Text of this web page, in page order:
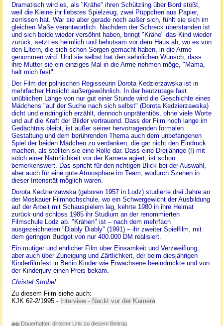
Dramatisch wird es, als "Krähe" ihren Schützling über Bord stößt,
weil die Kleine ihr liebstes Spielzeug, zwei Püppchen aus Papier,
zerrissen hat. War sie aber gerade noch außer sich, fühlt sie sich im
gleichen Maße verantwortlich. Nachdem der Schreck überstanden ist
und sich beide wieder versöhnt haben, bringt "Krähe" das Kind wieder
zurück, setzt es heimlich und behutsam vor dem Haus ab, wo es von
den Eltern, die sich schon Sorgen gemacht haben, in die Arme
genommen wird. Und sie selbst hat den sehnlichen Wunsch, dass
ihre Mutter sie ein einziges Mal in die Arme nehmen möge, "Mama,
halt mich fest".
Der Film der polnischen Regisseurin Dorota Kedzierzawska ist in
mehrfacher Hinsicht außergewöhnlich. In der heutzutage fast
unüblichen Länge von nur gut einer Stunde wird die Geschichte eines
Mädchens "auf der Suche nach sich selbst" (Dorota Kedzierzawska)
dicht und eindringlich erzählt, dennoch unprätentiös, ohne viele Worte
und auf die Kraft der Bilder vertrauend. Dass der Film noch lange im
Gedächtnis bleibt, ist außer seiner hervorragenden formalen
Gestaltung und dem berührenden Thema auch dem unbefangenen
Spiel der beiden Mädchen zu verdanken, die gar nicht den Eindruck
machen, als stellten sie eine Rolle dar. Dass eine Dreijährige (!) mit
solch einer Natürlichkeit vor der Kamera agiert, ist schon
bemerkenswert. Das spricht für den richtigen Blick bei der Auswahl,
aber auch für eine gute Atmosphäre im Team, wodurch Szenen in
dieser Intensität möglich waren.
Dorota Kedzierzawska (geboren 1957 in Lodz) studierte drei Jahre an
der Moskauer Filmhochschule, wo ein Schwergewicht der Ausbildung
auf der Arbeit mit Schauspielern lag, kehrte 1980 in ihre Heimat
zurück und schloss 1985 ihr Studium an der renommierten
Filmschule Lodz ab. "Krähen" ist – nach dem mehrfach
ausgezeichneten "Diably Diably" (1991) – ihr zweiter Spielfilm, mit
dem geringen Budget von nur 400.000 DM realisiert.
Ein mutiger und ehrlicher Film über Einsamkeit und Verzweiflung,
aber auch über Zuneigung und Zärtlichkeit, der beim diesjährigen
Kinderfilmfest in Berlin Kinder wie Erwachsene beeindruckte und von
der Kinderjury einen Preis bekam.
Christel Strobel
Zu diesem Film siehe auch:
KJK 62-2/1995 - Interview - Nackt vor der Kamera
Dauerhafter, direkter Link zu diesem Beitrag